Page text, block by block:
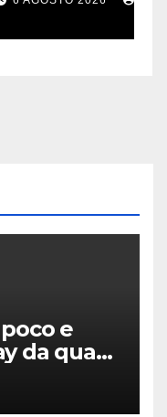
e
da quasi